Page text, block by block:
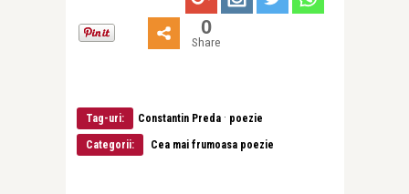
0
Share
Tag-uri: Constantin Preda · poezie
Categorii: Cea mai frumoasa poezie